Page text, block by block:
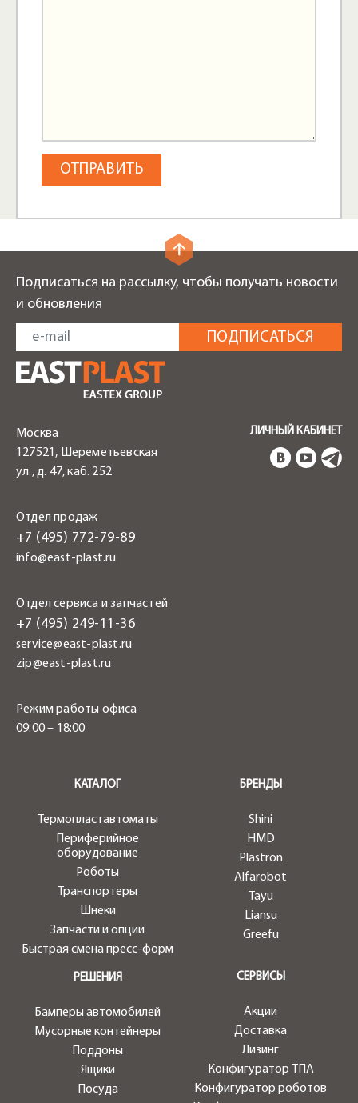
Подписаться на рассылку, чтобы получать новости
и обновления
Москва
127521, Шереметьевская
ул., д. 47, каб. 252
Отдел продаж
+7 (495) 772-79-89
info@east-plast.ru
Отдел сервиса и запчастей
+7 (495) 249-11-36
service@east-plast.ru
zip@east-plast.ru
Режим работы офиса
09:00 – 18:00
ЛИЧНЫЙ КАБИНЕТ
КАТАЛОГ
Термопластавтоматы
Периферийное
оборудование
Роботы
Транспортеры
Шнеки
Запчасти и опции
Быстрая смена пресс-форм
БРЕНДЫ
Shini
HMD
Plastron
Alfarobot
Tayu
Liansu
Greefu
СЕРВИСЫ
Акции
Доставка
Лизинг
Конфигуратор ТПА
Конфигуратор роботов
РЕШЕНИЯ
Бамперы автомобилей
Мусорные контейнеры
Поддоны
Ящики
Посуда